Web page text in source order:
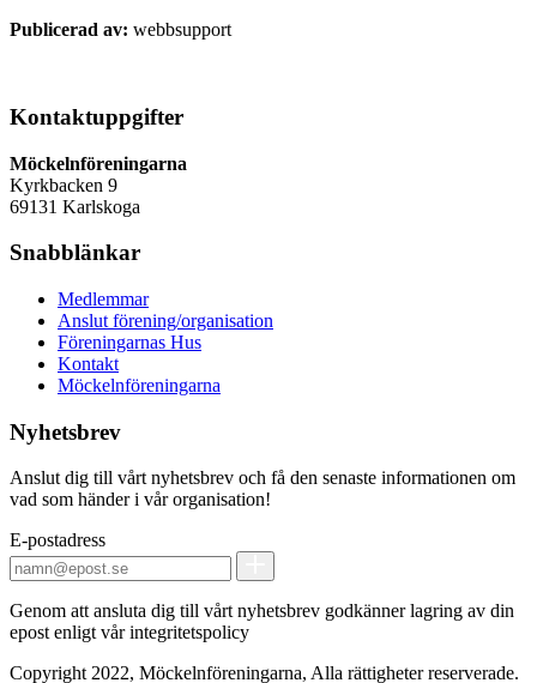
Publicerad av: webbsupport
Kontaktuppgifter
Möckelnföreningarna
Kyrkbacken 9
69131 Karlskoga
Snabblänkar
Medlemmar
Anslut förening/organisation
Föreningarnas Hus
Kontakt
Möckelnföreningarna
Nyhetsbrev
Anslut dig till vårt nyhetsbrev och få den senaste informationen om
vad som händer i vår organisation!
E-postadress
Genom att ansluta dig till vårt nyhetsbrev godkänner lagring av din
epost enligt vår integritetspolicy
Copyright 2022, Möckelnföreningarna, Alla rättigheter reserverade.